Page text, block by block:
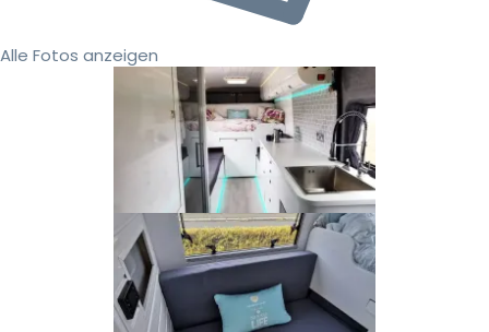
Alle Fotos anzeigen